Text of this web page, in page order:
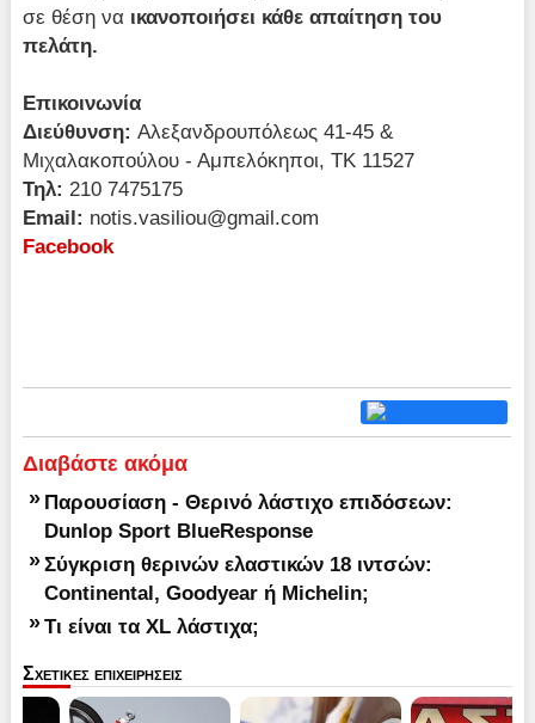
σε θέση να ικανοποιήσει κάθε απαίτηση του
πελάτη.
Επικοινωνία
Διεύθυνση:Αλεξανδρουπόλεως 41-45 &
Μιχαλακοπούλου - Αμπελόκηποι, ΤΚ 11527
Τηλ: 210 7475175
Email: notis.vasiliou@gmail.com
Facebook
Διαβάστε ακόμα
» Παρουσίαση - Θερινό λάστιχο επιδόσεων:
Dunlop Sport BlueResponse
» Σύγκριση θερινών ελαστικών 18 ιντσών:
Continental, Goodyear ή Michelin;
» Τι είναι τα XL λάστιχα;
Σχετικες επιχειρησεις